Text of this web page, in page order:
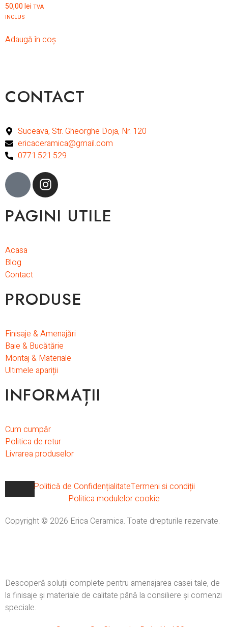
50,00 lei TVA
INCLUS
Adaugă în coș
CONTACT
Suceava, Str. Gheorghe Doja, Nr. 120
ericaceramica@gmail.com
0771.521.529
PAGINI UTILE
Acasa
Blog
Contact
PRODUSE
Finisaje & Amenajări
Baie & Bucătărie
Montaj & Materiale
Ultimele apariții
INFORMAȚII
Cum cumpăr
Politica de retur
Livrarea produselor
Politică de ConfidențialitateTermeni si condiții
Politica modulelor cookie
Copyright © 2026 Erica Ceramica. Toate drepturile rezervate.
Descoperă soluții complete pentru amenajarea casei tale, de
la finisaje și materiale de calitate până la consiliere și comenzi
speciale.